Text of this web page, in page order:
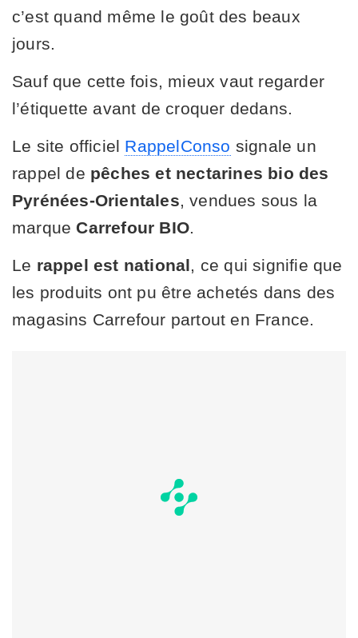
c’est quand même le goût des beaux
jours.
Sauf que cette fois, mieux vaut regarder
l’étiquette avant de croquer dedans.
Le site officiel RappelConso signale un
rappel de pêches et nectarines bio des
Pyrénées-Orientales, vendues sous la
marque Carrefour BIO.
Le rappel est national, ce qui signifie que
les produits ont pu être achetés dans des
magasins Carrefour partout en France.